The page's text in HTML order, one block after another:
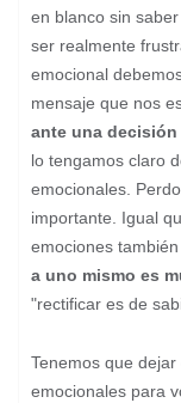
en blanco sin
ser realmente
emocional
mensaje que nos
ante una
lo tengamos claro
emocionales.
importante. Igual
emociones
a uno mismo es
"rectificar es de
Tenemos que
emocionales para